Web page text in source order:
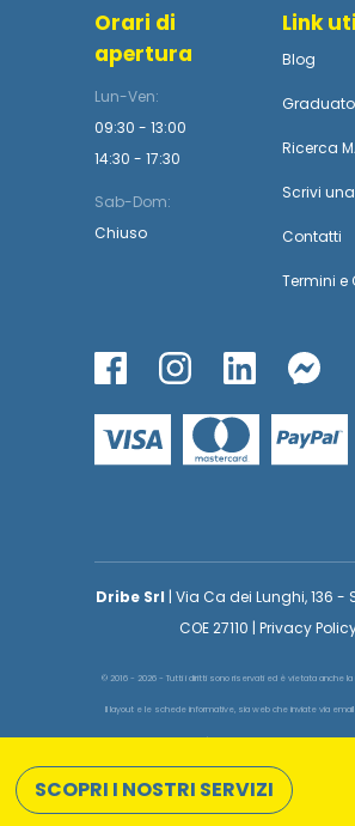
Orari di
apertura
Lun-Ven:
09:30 - 13:00
14:30 - 17:30
Sab-Dom:
Chiuso
Link
Blog
Ricerca
Scrivi
Contatti
Termini e
Dribe Srl | Via Ca dei Lunghi, 136 -
COE 27110 | Privacy
© 2016 - 2026 - Tutti i diritti sono riservati ed è vietata anche la
Il layout e le schede informative, sia web che inviate via email
voglioinsegnare.it pertanto è fatto assoluto divieto replicare o
e dei contenuti
SCOPRI I NOSTRI SERVIZI